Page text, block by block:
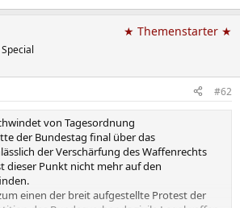
de/s4/product/superfire-flashlight-c20-
21220699
★ Themenstarter ★
#62
von Tagesordnung
der Bundestag final über das
der Verschärfung des Waffenrechts
dieser Punkt nicht mehr auf den
einen der breit aufgestellte Protest der